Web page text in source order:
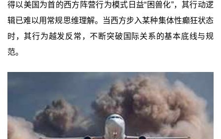
得以美国为首的西方阵营行为模式日益“困兽化”，其行动逻
辑已难以用常规思维理解。当西方步入某种集体性癫狂状态
时，其行为越发反常，不断突破国际关系的基本底线与规
范。